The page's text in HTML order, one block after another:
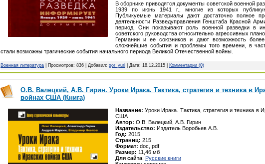
В сборнике приводятся документы советской военной
1939 по июнь 1941 г., многие из которых
Публикуемые материалы дают достаточно полное
деятельности Разведуправления Генштаба Красной
период. Они показывают роль военной разведки в
советского руководства относительно агрессивных
Германии и ее союзников и дают возможность
сложнейшие события и проблемы того времени, в
стали возможны трагические события начального периода Великой Отечественной войны.
Военная литература | Просмотров: 836 | Добавил: gor_yuri | Дата: 18.12.2015 Комментарии (0)
О.В. Валецкий, А.В. Гирин. Уроки Ирака. Тактика, стратегия и техника в
войнах США (Книга)
Название: Уроки Ирака. Тактика, стратегия и техника в
США
Автор: О.В. Валецкий, А.В. Гирин
Издательство: Издатель Воробьев А.В.
Год: 2015
Страниц: 215
Формат: doc, pdf
Размер: 11,46 мб
Для сайта: Русские книги